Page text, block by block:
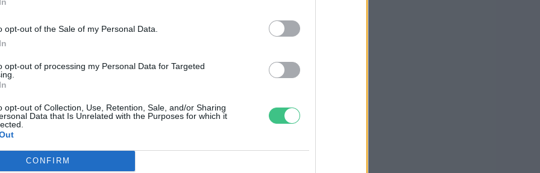
opt-out of the Sale of my Personal Data.
opt-out of processing my Personal Data for Targeted
opt-out of Collection, Use, Retention, Sale, and/or Sharing
Data that Is Unrelated with the Purposes for which it
CONFIRM
ben induló cég történetét is. A
méretezett ipari és erőművi
megoldások független
tervezésével foglalkozik. Mivel nincs két
az akkumulátorméretező
segít a beruházási célokhoz
és